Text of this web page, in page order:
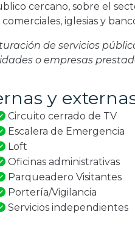
cercano, sobre el
iglesias y
de servicios
o empresas
y
Circuito cerrado de TV
Escalera de Emergencia
Loft
Oficinas administrativas
Parqueadero Visitantes
Portería/Vigilancia
Servicios independientes